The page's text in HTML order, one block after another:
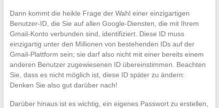
Dann kommt die heikle Frage der Wahl einer einzigartigen
Benutzer-ID, die Sie auf allen Google-Diensten, die mit Ihrem
Gmail-Konto verbunden sind, identifiziert. Diese ID muss
einzigartig unter den Millionen von bestehenden IDs auf der
Gmail-Plattform sein; sie darf also nicht mit einer bereits einem
anderen Benutzer zugewiesenen ID übereinstimmen. Beachten
Sie, dass es nicht möglich ist, diese ID später zu ändern:
Denken Sie also gut darüber nach!
Darüber hinaus ist es wichtig, ein eigenes Passwort zu erstellen,